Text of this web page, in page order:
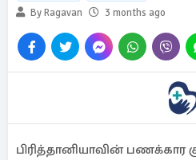
By Ragavan
3 months ago
பிரித்தானியாவின் பணக்கார